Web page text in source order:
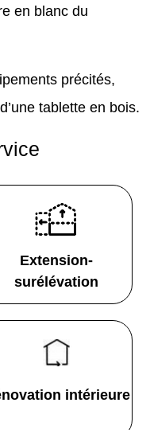
en blanc du
précités,
tablette en bois.
Extension-
surélévation
intérieure